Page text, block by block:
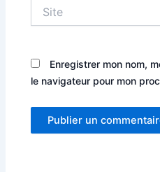
Enregistrer mon nom,
le navigateur pour mon